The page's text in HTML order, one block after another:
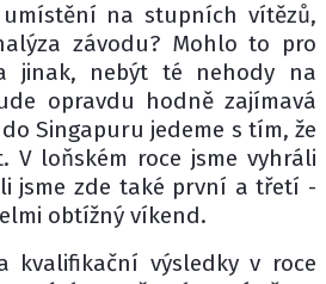
na stupních vítězů,
závodu? Mohlo to pro
jinak, nebýt té nehody na
opravdu hodně zajímavá
Singapuru jedeme s tím, že
V loňském roce jsme vyhráli
jsme zde také první a třetí -
obtížný víkend.
kvalifikační výsledky v roce